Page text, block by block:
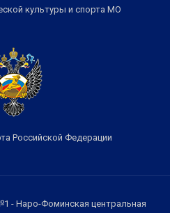
культуры и спорта МО
Российской Федерации
- Наро-Фоминская центральная